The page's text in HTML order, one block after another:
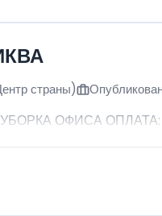
страны)
ОФИСА ОПЛАТА: